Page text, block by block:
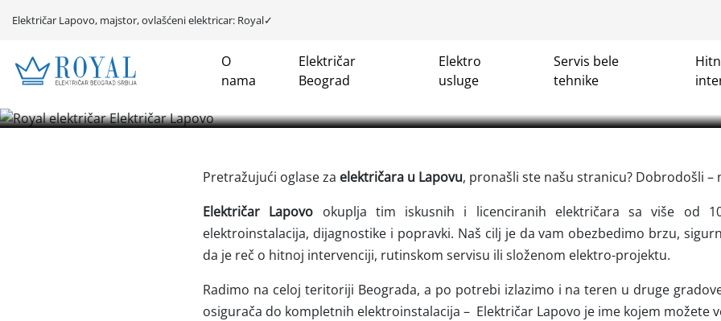
Električar Lapovo, majstor, ovlašćeni elektricar: Royal✓
O
nama
Električar
Beograd
Elektro
usluge
Servis bele
tehnike
Električar Lapovo. TOP CENA✓ Oglasi elektricar✓ Najbolji električari✓ Elektro
intervencije✓ Jeftine električarske usluge✓ Najjeftiniji
Pretražujući oglase za električara u Lapovu, pronašli ste našu stranicu? Dobrodošli –
Električar Lapovo okuplja tim iskusnih i licenciranih električara sa više od
elektroinstalacija, dijagnostike i popravki. Naš cilj je da vam obezbedimo brzu,
da je reč o hitnoj intervenciji, rutinskom servisu ili složenom elektro-projektu.
Radimo na celoj teritoriji Beograda, a po potrebi izlazimo i na teren u druge
osigurača do kompletnih elektroinstalacija – Električar Lapovo je ime kojem možete